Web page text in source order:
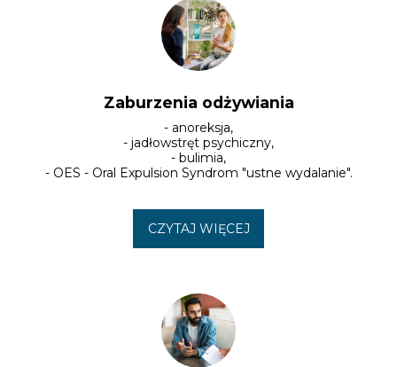
Zaburzenia odżywiania
- anoreksja,
- jadłowstręt psychiczny,
- bulimia,
- OES - Oral Expulsion Syndrom "ustne wydalanie".
CZYTAJ WIĘCEJ